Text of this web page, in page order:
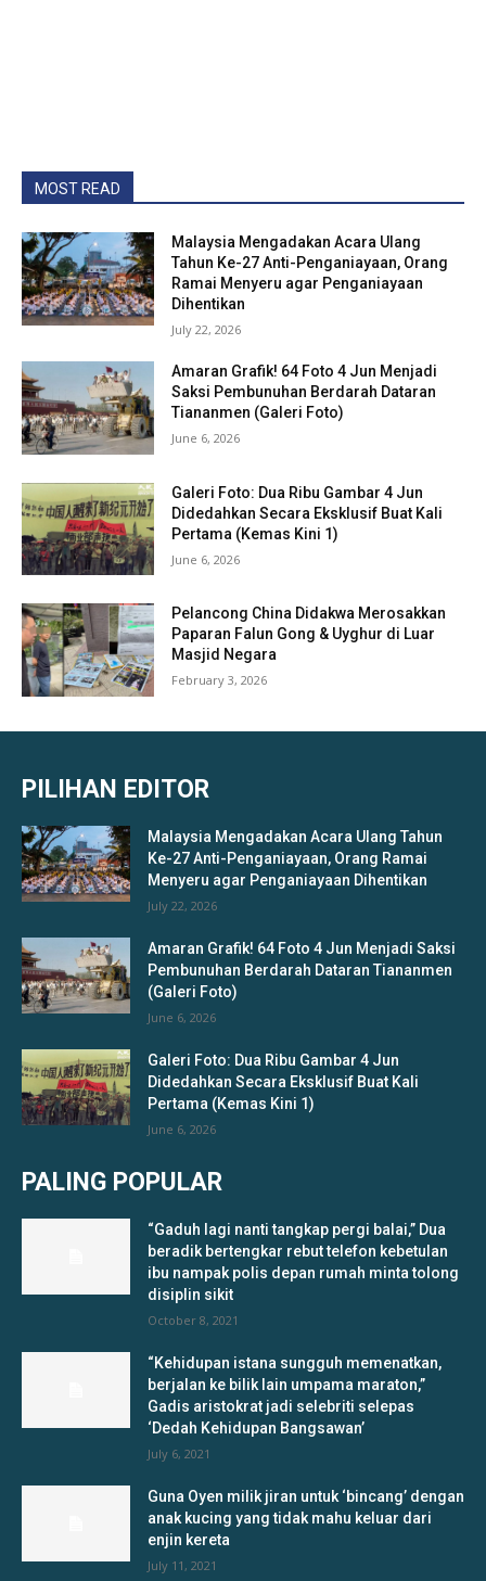
MOST READ
Malaysia Mengadakan Acara Ulang
Tahun Ke-27 Anti-Penganiayaan, Orang
Ramai Menyeru agar Penganiayaan
Dihentikan
July 22, 2026
Amaran Grafik! 64 Foto 4 Jun Menjadi
Saksi Pembunuhan Berdarah Dataran
Tiananmen (Galeri Foto)
June 6, 2026
Galeri Foto: Dua Ribu Gambar 4 Jun
Didedahkan Secara Eksklusif Buat Kali
Pertama (Kemas Kini 1)
June 6, 2026
Pelancong China Didakwa Merosakkan
Paparan Falun Gong & Uyghur di Luar
Masjid Negara
February 3, 2026
PILIHAN EDITOR
Malaysia Mengadakan Acara Ulang Tahun
Ke-27 Anti-Penganiayaan, Orang Ramai
Menyeru agar Penganiayaan Dihentikan
July 22, 2026
Amaran Grafik! 64 Foto 4 Jun Menjadi Saksi
Pembunuhan Berdarah Dataran Tiananmen
(Galeri Foto)
June 6, 2026
Galeri Foto: Dua Ribu Gambar 4 Jun
Didedahkan Secara Eksklusif Buat Kali
Pertama (Kemas Kini 1)
June 6, 2026
PALING POPULAR
“Gaduh lagi nanti tangkap pergi balai,” Dua
beradik bertengkar rebut telefon kebetulan
ibu nampak polis depan rumah minta tolong
disiplin sikit
October 8, 2021
“Kehidupan istana sungguh memenatkan,
berjalan ke bilik lain umpama maraton,”
Gadis aristokrat jadi selebriti selepas
‘Dedah Kehidupan Bangsawan’
July 6, 2021
Guna Oyen milik jiran untuk ‘bincang’ dengan
anak kucing yang tidak mahu keluar dari
enjin kereta
July 11, 2021